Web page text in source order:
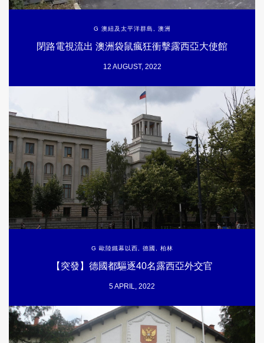
G 澳紐及太平洋群島 , 澳洲
閉路電視流出 澳洲袋鼠瘋狂衝擊露西亞大使館
12 AUGUST, 2022
G 歐陸鐵幕以西 , 德國 , 柏林
【突發】德國都驅逐40名露西亞外交官
5 APRIL, 2022